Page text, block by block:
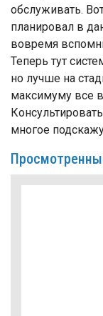
обслуживать.
планировал в
вовремя
Теперь тут
но лучше на
максимуму все
многое